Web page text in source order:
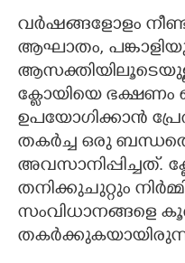
വർഷങ്ങളോളം
ആഘാതം,
ക്ളോയിയെ
ഉപയോഗിക്കാൻ
തകർച്ച ഒരു
അവസാനിപ്പിച്ചത്.
തനിക്കുചുറ്റും
സംവിധാനങ്ങളെ